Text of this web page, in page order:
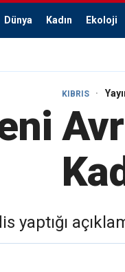
Dünya Kadın Ekoloji
KIBRIS
yaptığı